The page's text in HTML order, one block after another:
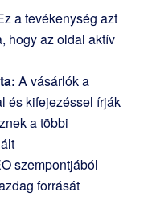
a tevékenység azt
hogy az oldal aktív
A vásárlók a
és kifejezéssel írják
a többi
szempontjából
forrását